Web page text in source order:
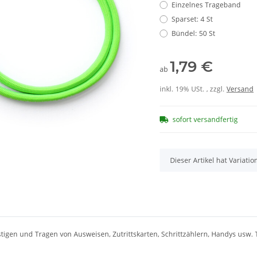
Einzelnes Trageband
Sparset: 4 St
Bündel: 50 St
ab 1,79 €
inkl. 19% USt. , zzgl. Versand
sofort versandfertig
x
Dieser Artikel hat
und Tragen von Ausweisen, Zutrittskarten, Schrittzählern, Handys